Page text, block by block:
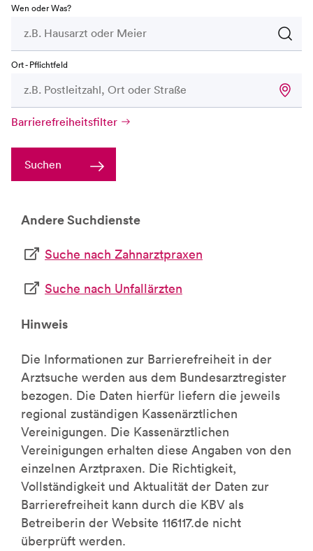
Wen oder Was?
Ort - Pflichtfeld
Barrierefreiheitsfilter
Suchen
Andere Suchdienste
Suche nach Zahnarztpraxen
Suche nach Unfallärzten
Hinweis
Die Informationen zur Barrierefreiheit in der
Arztsuche werden aus dem Bundesarztregister
bezogen. Die Daten hierfür liefern die jeweils
regional zuständigen Kassenärztlichen
Vereinigungen. Die Kassenärztlichen
Vereinigungen erhalten diese Angaben von den
einzelnen Arztpraxen. Die Richtigkeit,
Vollständigkeit und Aktualität der Daten zur
Barrierefreiheit kann durch die KBV als
Betreiberin der Website 116117.de nicht
überprüft werden.